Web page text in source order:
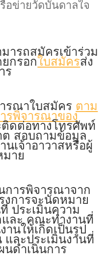
อข่ายวัดบันดาลใจ
ารถสมัครเข้าร่วม
ยกรอกใบสมัครส่ง
ร
รณาใบสมัคร ตาม
รพิจารณาของ
ดต่อทางโทรศัพท์
สอบถามข้อมูล
นเจ้าอาวาสหรือผู้
าย
ารพิจารณาจาก
งการจะนัดหมาย
ประเมินความ
ละ คณะทํางานที่
านให้เกิดเป็นรูป
และประเมินงานที่
นดําเนินการ